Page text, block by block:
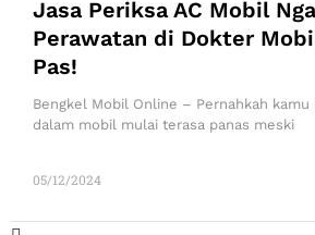
Jasa Periksa AC Mobil
Perawatan di Dokter
Pas!
05/12/2024
Bengkel Mobil Online – Pernahkah kamu
dalam mobil mulai terasa panas meski